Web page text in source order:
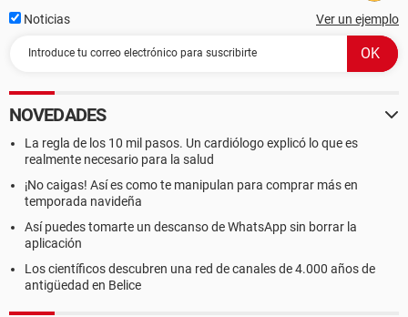
Noticias Ver un ejemplo
NOVEDADES
La regla de los 10 mil pasos. Un cardiólogo explicó lo que es
realmente necesario para la salud
¡No caigas! Así es como te manipulan para comprar más en
temporada navideña
Así puedes tomarte un descanso de WhatsApp sin borrar la
aplicación
Los científicos descubren una red de canales de 4.000 años de
antigüedad en Belice